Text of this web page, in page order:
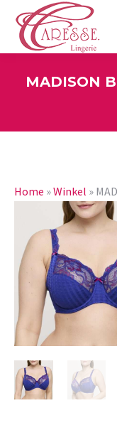
MADISON
Home »Winkel »